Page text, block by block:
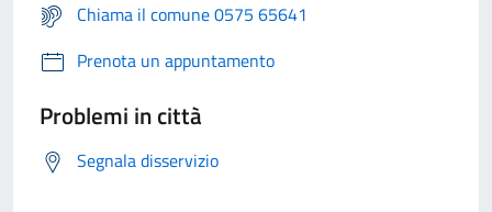
Chiama il comune 0575 65641
Prenota un appuntamento
Problemi in città
Segnala disservizio